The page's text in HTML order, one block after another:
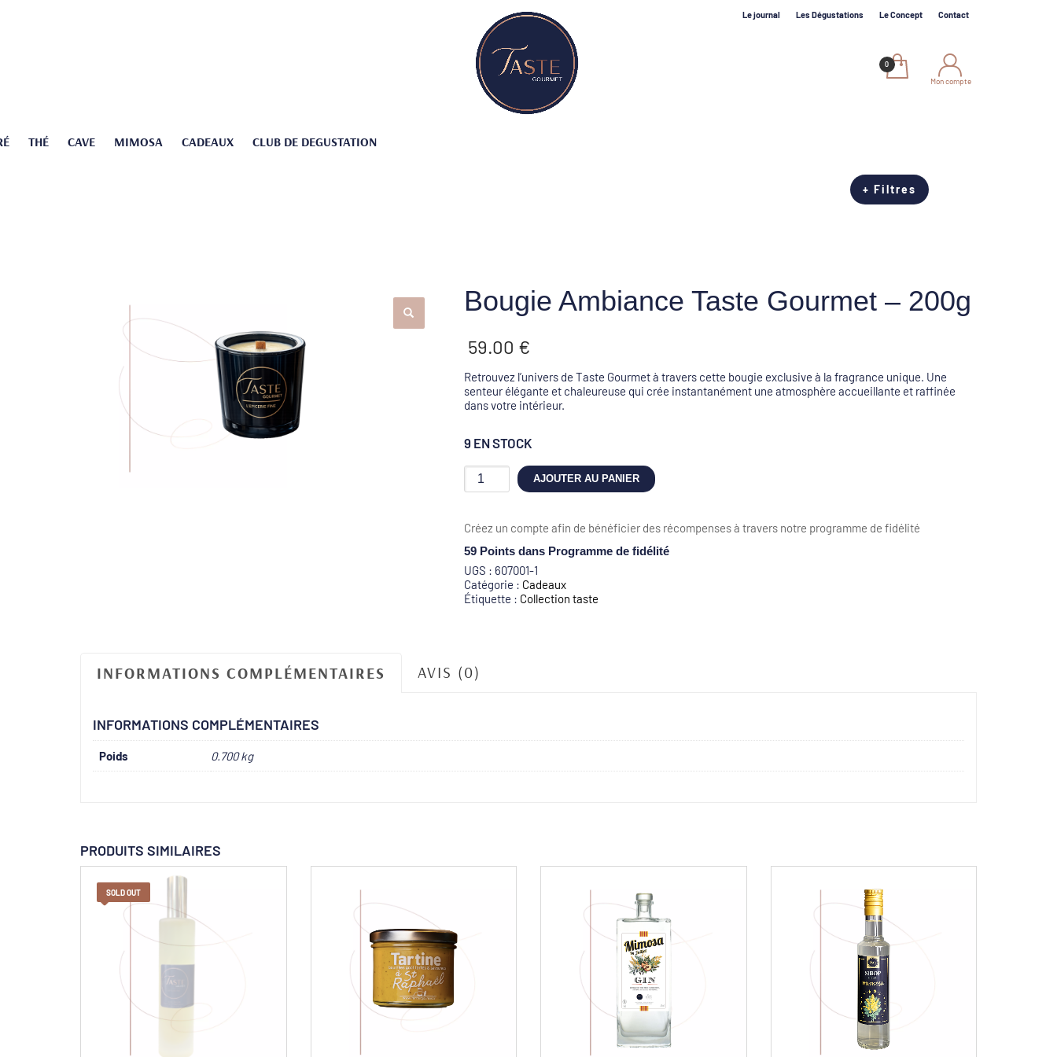
Le journal Les Dégustations Le Concept Contact
THÉ CAVE MIMOSA CADEAUX CLUB DE DEGUSTATION
Mon compte
+ Filtres
Bougie Ambiance Taste Gourmet – 200g
59.00 €
Retrouvez l’univers de Taste Gourmet à travers cette bougie exclusive à la fragrance unique. Une
senteur élégante et chaleureuse qui crée instantanément une atmosphère accueillante et raffinée
dans votre intérieur.
9 EN STOCK
quantité
Taste
-
200g
AJOUTER AU PANIER
Créez un compte afin de bénéficier des récompenses à travers notre programme de fidélité
59 Pointsdans Programme de fidélité
UGS : 607001-1
Catégorie : Cadeaux
Étiquette : Collection taste
INFORMATIONS COMPLÉMENTAIRES AVIS (0)
INFORMATIONS COMPLÉMENTAIRES
Poids 0.700 kg
PRODUITS SIMILAIRES
SOLD OUT